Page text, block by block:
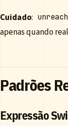
Cuidado:
apenas quando
Padrões
Expressão